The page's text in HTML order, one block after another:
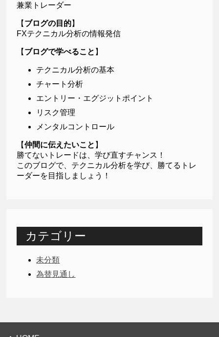
兼業トレーダー
【 ブログの目的】
FXテクニカル分析の情報発信
【 ブログで学べること 】
テクニカル分析の基本
チャート分析
エントリー・エグジットポイント
リスク管理
メンタルコントロール
【仲間に伝えたいこと 】
勝てないトレードは、学び直すチャンス！
このブログで、テクニカル分析を学び、勝てるトレ
ーダーを目指しましょう！
カテゴリー
未分類
為替見通し